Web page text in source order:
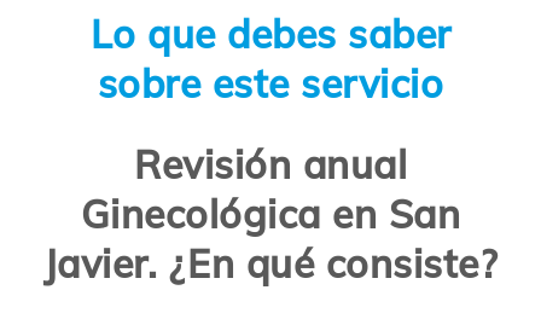
Lo que debes saber
sobre este servicio
Revisión anual
Ginecológica en San
Javier. ¿En qué consiste?